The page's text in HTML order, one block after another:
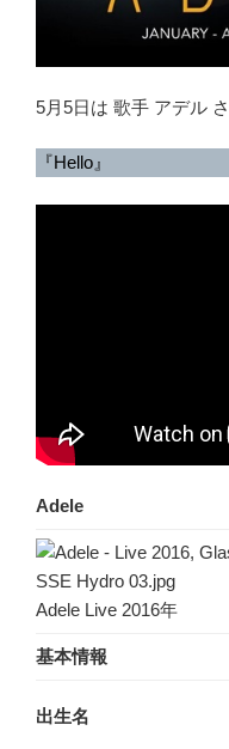
5月5日は 歌手 アデル
『Hello』
Adele
Adele Live 2016年
基本情報
出生名